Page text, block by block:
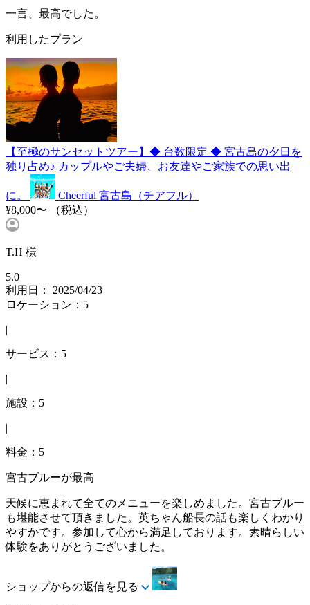
一言、最高でした。
利用したプラン
【至極のサンセットツアー】◆ 台数限定 ◆ 宮古島の夕日を
独り占め♪ カップルやご夫婦、お友達やご家族での思い出
に。
Cheerful 宮古島（チアフル）
¥8,000〜
（税込）
T.H 様
5.0
利用日： 2025/04/23
ロケーション：5
|
サービス：5
|
施設：5
|
料金：5
宮古ブルーが最高
天候に恵まれて全てのメニューを楽しめました。宮古ブルー
も堪能させて頂きました。英ちゃん船長の話も楽しくわかり
やすかです。参加して心から満足しております。素晴らしい
体験をありがとうございました。
ショップからの返信を見る